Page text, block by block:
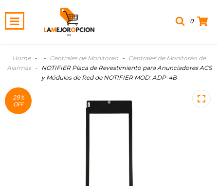
0
Home - - Centrales de Monitoreo - Centrales de Monitoreo de
Alarmas
-
NOTIFIER Placa de Revestimiento para Anunciadores ACS
y Módulos de Red de NOTIFIER MOD: ADP-4B
29%
OFF